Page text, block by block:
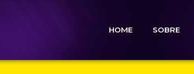
HOME SOBRE